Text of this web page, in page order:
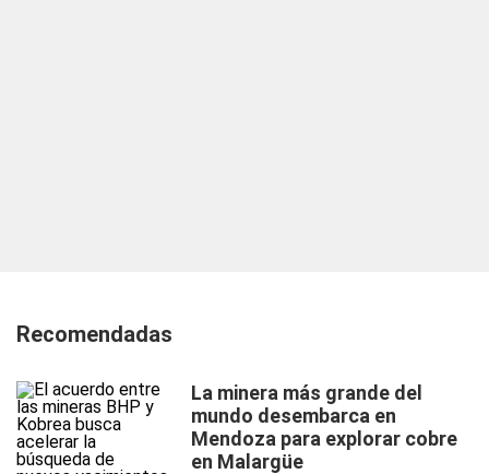
Recomendadas
La minera más grande del
mundo desembarca en
Mendoza para explorar cobre
en Malargüe